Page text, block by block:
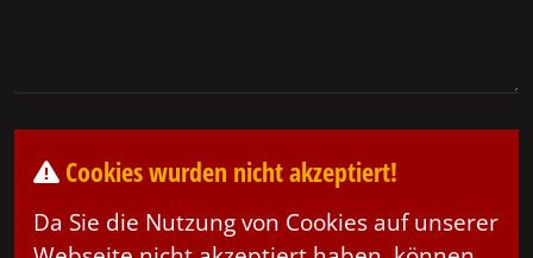
Cookies wurden nicht akzeptiert!
Da Sie die Nutzung von Cookies auf unserer